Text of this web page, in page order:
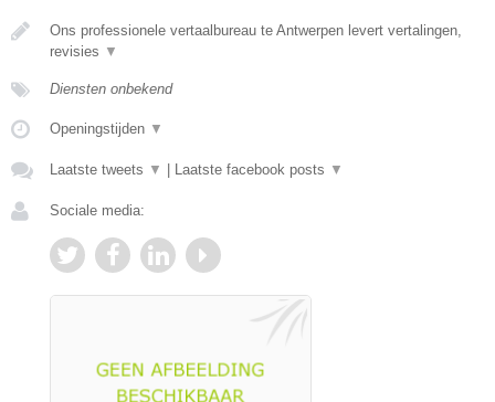
Ons professionele vertaalbureau te Antwerpen levert vertalingen,
revisies ▼
Diensten onbekend
Openingstijden ▼
Laatste tweets ▼ Laatste facebook posts ▼
Sociale media: